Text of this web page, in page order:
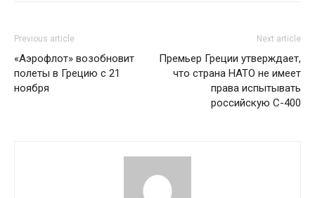
Previous article
«Аэрофлот» возобновит
полеты в Грецию с 21
ноября
Next article
Премьер Греции утверждает,
что страна НАТО не имеет
права испытывать
российскую С-400